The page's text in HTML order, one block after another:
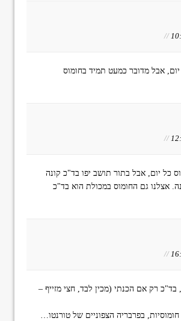
//
יום, אבל מדובר כמעט תמיד בחומוס
//
כל יום, אבל בתור תושב יפו בד"כ קונה
אצלנו גם החומוס במכולת הוא בד"כ
//
בד"כ רק אם הכנתי (מכין לבד, חצי מזייף –
בפרבריה הצפוניים של טורנטו…